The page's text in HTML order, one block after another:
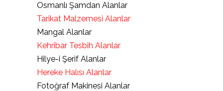
Osmanlı Şamdan Alanlar
Tarikat Malzemesi Alanlar
Mangal Alanlar
Kehribar Tesbih Alanlar
Hilye-i Şerif Alanlar
Hereke Halısı Alanlar
Fotoğraf Makinesi Alanlar